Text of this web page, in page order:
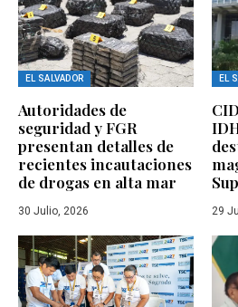
EL SALVADOR
Autoridades de
seguridad y FGR
presentan detalles de
recientes incautaciones
de drogas en alta mar
30 Julio, 2026
EL
29